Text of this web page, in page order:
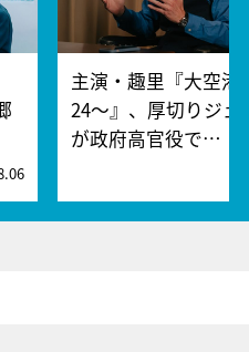
主演・趣里『大空港
24～』、厚切りジェ
が政府高官役で…